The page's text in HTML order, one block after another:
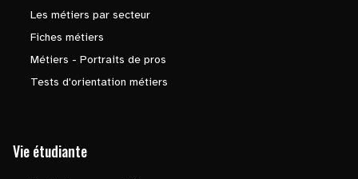
Les métiers par secteur
Fiches métiers
Métiers - Portraits de pros
Tests d'orientation métiers
Vie étudiante